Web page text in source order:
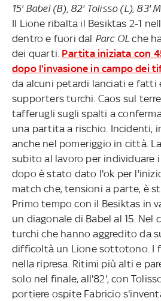
15' Babel (B), 82' Tolisso (L), 83'
Il Lione ribalta il Besiktas 2-1
dentro e fuori dal Parc OL che
dei quarti. Partita iniziata con
dopo l'invasione in campo dei
da alcuni petardi lanciati e fatti
supporters turchi. Caos sul
tafferugli sugli spalti a
una partita a rischio. Incidenti,
anche nel pomeriggio in città.
subito al lavoro per individuare
dopo è stato dato l'ok per
match che, tensioni a parte, è
Primo tempo con il Besiktas in
un diagonale di Babel al 15. Nel
turchi che hanno aggredito da
difficoltà un Lione sottotono. I
nella ripresa. Ritimi più alti e
solo nel finale, all'82', con
portiere ospite Fabricio